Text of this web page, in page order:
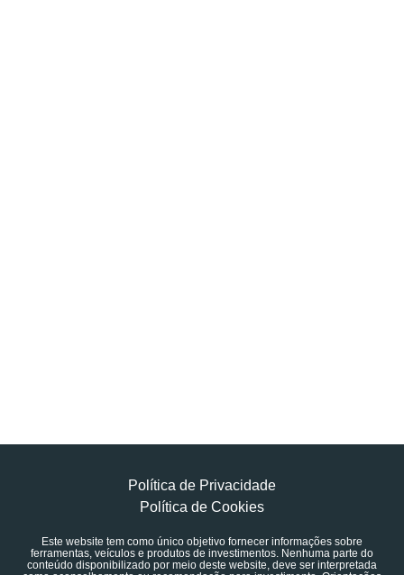
Política de Privacidade
Política de Cookies
Este website tem como único objetivo fornecer informações sobre
ferramentas, veículos e produtos de investimentos. Nenhuma parte do
conteúdo disponibilizado por meio deste website, deve ser interpretada